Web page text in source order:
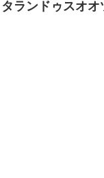
タランドゥスオ